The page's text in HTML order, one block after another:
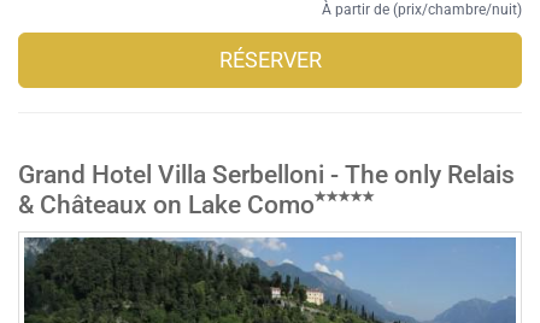
À partir de (prix/chambre/nuit)
RÉSERVER
Grand Hotel Villa Serbelloni - The only Relais
& Châteaux on Lake Como